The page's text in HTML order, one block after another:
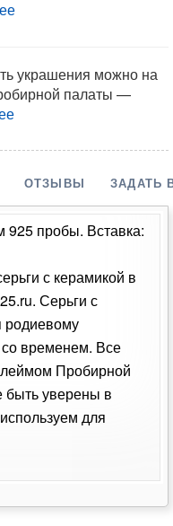
украшения можно на
палаты —
ОТЗЫВЫ ЗАДАТЬ
925 пробы. Вставка:
с керамикой в
Серьги с
родиевому
временем. Все
Пробирной
быть уверены в
для